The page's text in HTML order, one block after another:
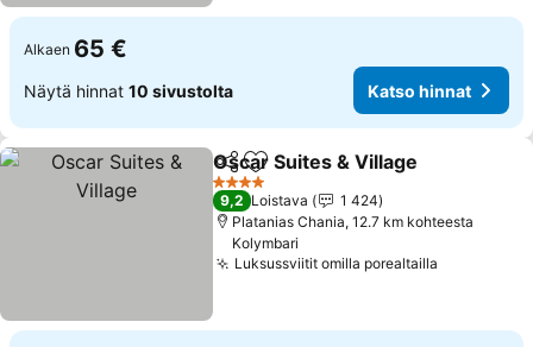
Alkaen 65 €
Näytä hinnat 10 sivustolta Katso hinnat
Jaa Lisää suosikkeihin
Oscar Suites & Village
4 Tähtiluokitus
9,2 Loistava
1 424
Platanias Chania, 12.7 km kohteesta
Kolymbari
Luksussviitit omilla porealtailla